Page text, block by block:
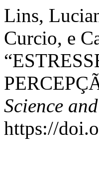
Lins,
Curcio, e
Science
https://